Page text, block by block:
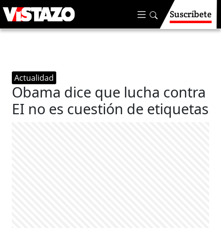
Suscríbete
Actualidad
Obama dice que lucha contra
EI no es cuestión de etiquetas